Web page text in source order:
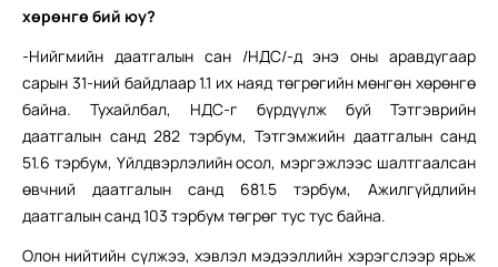
хөрөнгө бий юу?
-Нийгмийн даатгалын сан /НДС/-д энэ оны аравдугаар
сарын 31-ний байдлаар 1.1 их наяд төгрөгийн мөнгөн хөрөнгө
байна. Тухайлбал, НДС-г бүрдүүлж буй Тэтгэврийн
даатгалын санд 282 тэрбум, Тэтгэмжийн даатгалын санд
51.6 тэрбум, Үйлдвэрлэлийн осол, мэргэжлээс шалтгаалсан
өвчний даатгалын санд 681.5 тэрбум, Ажилгүйдлийн
даатгалын санд 103 тэрбум төгрөг тус тус байна.
Олон нийтийн сүлжээ, хэвлэл мэдээллийн хэрэгслээр ярьж